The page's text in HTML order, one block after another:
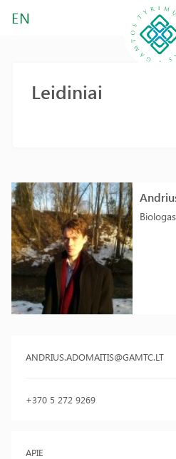
EN
Biologas
ANDRIUS.ADOMAITIS@GAMTC.LT
+370 5 272 9269
APIE
Leidiniai